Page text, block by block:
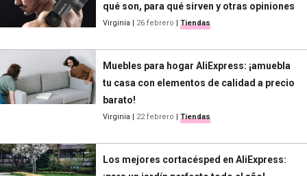
qué son, para qué sirven y otras opiniones
Virginia 26 febrero Tiendas
Muebles para hogar AliExpress: ¡amuebla
tu casa con elementos de calidad a precio
barato!
Virginia 22 febrero Tiendas
Los mejores cortacésped en AliExpress: